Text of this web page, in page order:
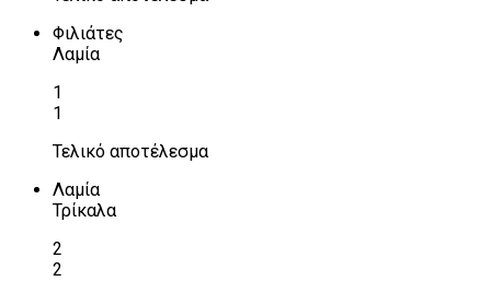
Φιλιάτες
Λαμία
1
1
Τελικό αποτέλεσμα
Λαμία
Τρίκαλα
2
2